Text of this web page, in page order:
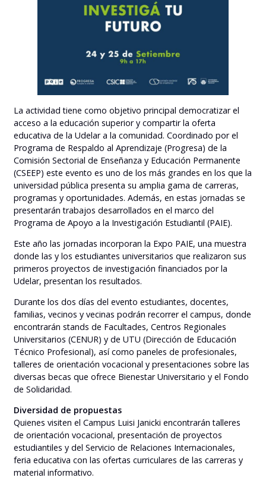
La actividad tiene como objetivo principal democratizar el
acceso a la educación superior y compartir la oferta
educativa de la Udelar a la comunidad. Coordinado por el
Programa de Respaldo al Aprendizaje (Progresa) de la
Comisión Sectorial de Enseñanza y Educación Permanente
(CSEEP) este evento es uno de los más grandes en los que la
universidad pública presenta su amplia gama de carreras,
programas y oportunidades. Además, en estas jornadas se
presentarán trabajos desarrollados en el marco del
Programa de Apoyo a la Investigación Estudiantil (PAIE).
Este año las jornadas incorporan la Expo PAIE, una muestra
donde las y los estudiantes universitarios que realizaron sus
primeros proyectos de investigación financiados por la
Udelar, presentan los resultados.
Durante los dos días del evento estudiantes, docentes,
familias, vecinos y vecinas podrán recorrer el campus, donde
encontrarán stands de Facultades, Centros Regionales
Universitarios (CENUR) y de UTU (Dirección de Educación
Técnico Profesional), así como paneles de profesionales,
talleres de orientación vocacional y presentaciones sobre las
diversas becas que ofrece Bienestar Universitario y el Fondo
de Solidaridad.
Diversidad de propuestas
Quienes visiten el Campus Luisi Janicki encontrarán talleres
de orientación vocacional, presentación de proyectos
estudiantiles y del Servicio de Relaciones Internacionales,
feria educativa con las ofertas curriculares de las carreras y
material informativo.